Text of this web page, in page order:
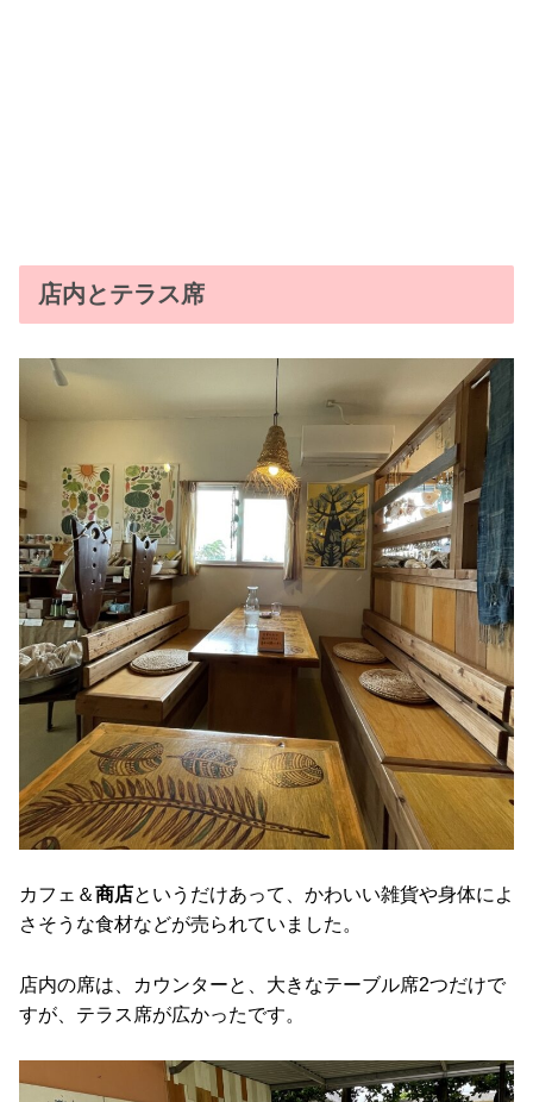
店内とテラス席
カフェ＆商店というだけあって、かわいい雑貨や身体によ
さそうな食材などが売られていました。
店内の席は、カウンターと、大きなテーブル席2つだけで
すが、テラス席が広かったです。